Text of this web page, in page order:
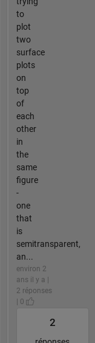
to
plot
two
surface
plots
on
top
of
each
other
in
the
same
figure
-
one
that
is
semitransparent,
an...
environ 2
ans il y a |
2 réponses
| 0
2